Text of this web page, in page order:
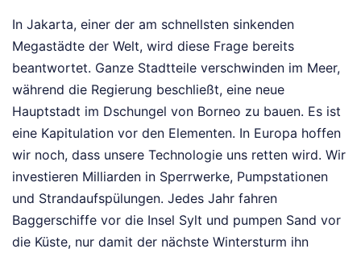
In Jakarta, einer der am schnellsten sinkenden
Megastädte der Welt, wird diese Frage bereits
beantwortet. Ganze Stadtteile verschwinden im Meer,
während die Regierung beschließt, eine neue
Hauptstadt im Dschungel von Borneo zu bauen. Es ist
eine Kapitulation vor den Elementen. In Europa hoffen
wir noch, dass unsere Technologie uns retten wird. Wir
investieren Milliarden in Sperrwerke, Pumpstationen
und Strandaufspülungen. Jedes Jahr fahren
Baggerschiffe vor die Insel Sylt und pumpen Sand vor
die Küste, nur damit der nächste Wintersturm ihn